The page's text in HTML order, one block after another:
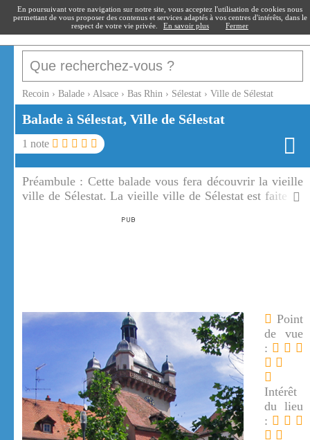
recoin.fr
Recoin › Balade › Alsace › Bas Rhin › Sélestat › Ville de Sélestat
Balade à Sélestat, Ville de Sélestat
1 note
Préambule : Cette balade vous fera découvrir la vieille
ville de Sélestat. La vieille ville de Sélestat est faite de
Point
de vue
:
Intérêt
du lieu
:
En poursuivant votre navigation sur notre site, vous acceptez l'utilisation de cookies nous
permettant de vous proposer des contenus et services adaptés à vos centres d'intérêts, dans le
respect de votre vie privée.
En savoir plus Fermer